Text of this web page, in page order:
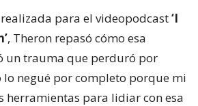
para el videopodcast‘I
, Theron repasó cómo esa
un trauma que perduró por
lo negué por completo porque mi
herramientas para lidiar con esa